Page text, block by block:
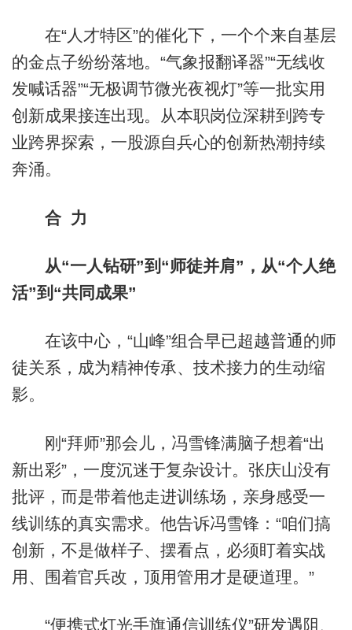
在“人才特区”的催化下，一个个来自基层
的金点子纷纷落地。“气象报翻译器”“无线收
发喊话器”“无极调节微光夜视灯”等一批实用
创新成果接连出现。从本职岗位深耕到跨专
业跨界探索，一股源自兵心的创新热潮持续
奔涌。
合 力
从“一人钻研”到“师徒并肩”，从“个人绝
活”到“共同成果”
在该中心，“山峰”组合早已超越普通的师
徒关系，成为精神传承、技术接力的生动缩
影。
刚“拜师”那会儿，冯雪锋满脑子想着“出
新出彩”，一度沉迷于复杂设计。张庆山没有
批评，而是带着他走进训练场，亲身感受一
线训练的真实需求。他告诉冯雪锋：“咱们搞
创新，不是做样子、摆看点，必须盯着实战
用、围着官兵改，顶用管用才是硬道理。”
“便携式灯光手旗通信训练仪”研发遇阻、